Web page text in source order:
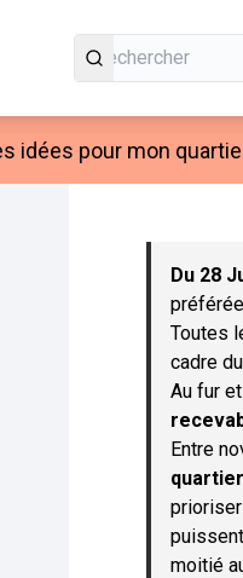
idées pour mon
Passer la carte
Du 28
Toutes
cadre du
Au fur
Entre
quartier
moitié